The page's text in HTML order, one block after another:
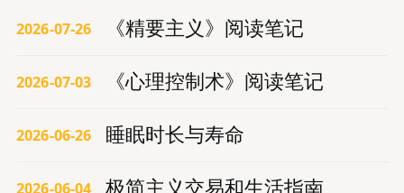
2026-07-26 《精要主义》阅读笔记
2026-07-03 《心理控制术》阅读笔记
2026-06-26 睡眠时长与寿命
2026-06-04 极简主义交易和生活指南